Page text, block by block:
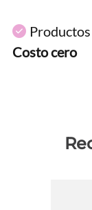
Costo cero